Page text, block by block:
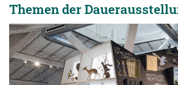
Themen der